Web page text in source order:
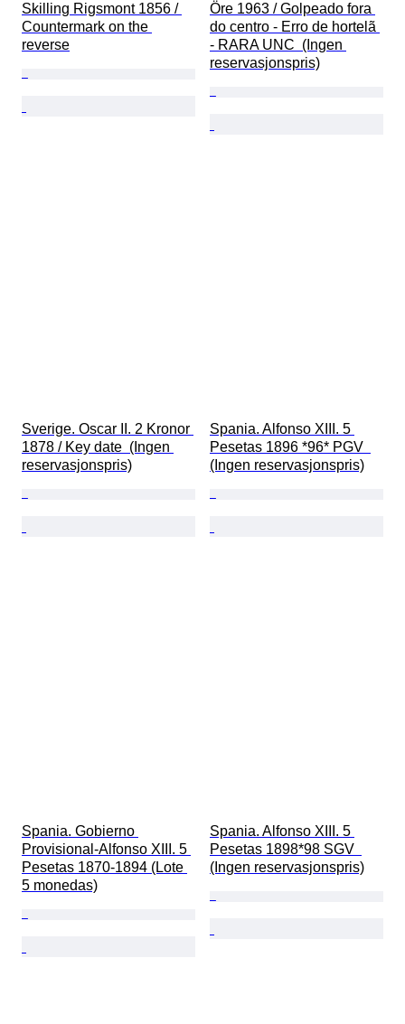
Skilling Rigsmont 1856 /
Countermark on the
reverse
Öre 1963 / Golpeado fora
do centro - Erro de hortelã
- RARA UNC  (Ingen
reservasjonspris)
Sverige. Oscar II. 2 Kronor
1878 / Key date  (Ingen
reservasjonspris)
Spania. Alfonso XIII. 5
Pesetas 1896 *96* PGV
(Ingen reservasjonspris)
Spania. Gobierno
Provisional-Alfonso XIII. 5
Pesetas 1870-1894 (Lote
5 monedas)
Spania. Alfonso XIII. 5
Pesetas 1898*98 SGV
(Ingen reservasjonspris)